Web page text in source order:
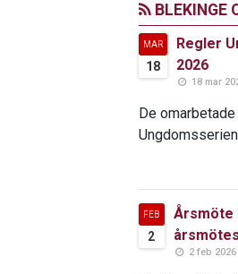
BLEKINGE
MAR
18
Regler
2026
18 mar
De
FEB
2
Årsmöte
2 feb 2026